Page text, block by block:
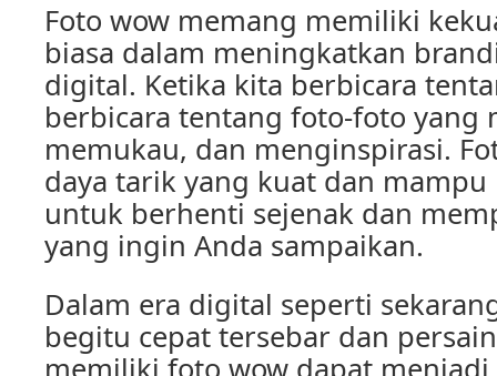
Foto wow memang memiliki
biasa dalam meningkatkan
digital. Ketika kita berbicara
berbicara tentang foto-foto yang
memukau, dan menginspirasi.
daya tarik yang kuat dan
untuk berhenti sejenak dan
yang ingin Anda sampaikan.
Dalam era digital seperti
begitu cepat tersebar dan
memiliki foto wow dapat